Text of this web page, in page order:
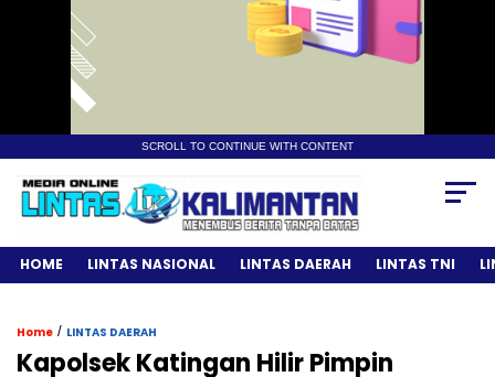
SCROLL TO CONTINUE WITH CONTENT
HOME LINTAS NASIONAL LINTAS DAERAH LINTAS TNI
Home / LINTAS DAERAH
Kapolsek Katingan Hilir Pimpin